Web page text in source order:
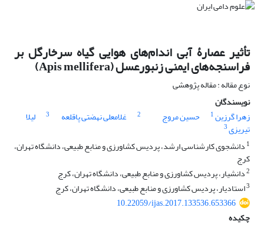
تأثیر عصارۀ آبی اندام‌های هوایی گیاه سرخارگل بر
فراسنجه‌های ایمنی زنبور‌عسل (Apis mellifera)
نوع مقاله : مقاله پژوهشی
نویسندگان
زهرا گرزین1 حسین مروج 2 غلامعلی نهضتی پاقلعه 3 لیلا
تیریزی3
1 دانشجوی کارشناسی ارشد، پردیس کشاورزی و منابع طبیعی، دانشگاه تهران،
کرج
2دانشیار، پردیس کشاورزی و منابع طبیعی، دانشگاه تهران، کرج
3استادیار، پردیس کشاورزی و منابع طبیعی، دانشگاه تهران، کرج
10.22059/ijas.2017.133536.653366
چکیده